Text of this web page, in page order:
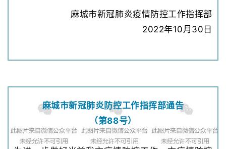
麻城市新冠肺炎疫情防控工作指挥部
2022年10月30日
麻城市新冠肺炎防控工作指挥部通告
（第88号）